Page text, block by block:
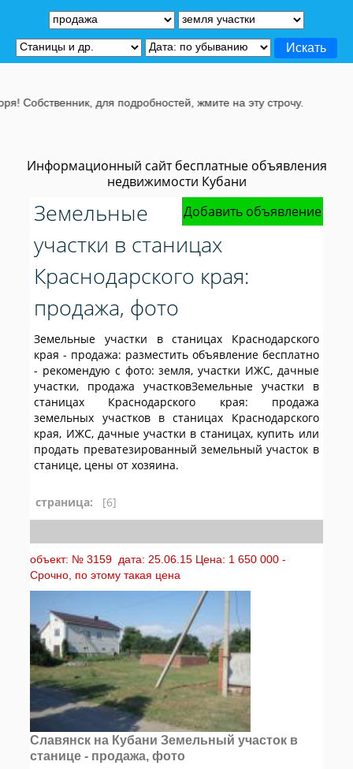
Информационный сайт бесплатные объявления
недвижимости Кубани
Добавить объявление
Земельные
участки в станицах
Краснодарского края:
продажа, фото
Земельные участки в станицах Краснодарского
края - продажа: разместить объявление бесплатно
- рекомендую с фото: земля, участки ИЖС, дачные
участки, продажа участковЗемельные участки в
станицах Краснодарского края: продажа
земельных участков в станицах Краснодарского
края, ИЖС, дачные участки в станицах, купить или
продать преватезированный земельный участок в
станице, цены от хозяина.
страница: [6]
объект: № 3159 дата: 25.06.15 Цена: 1 650 000 -
Срочно, по этому такая цена
Славянск на Кубани Земельный участок в
станице - продажа, фото
для подробностей, жмите на эту строчу.